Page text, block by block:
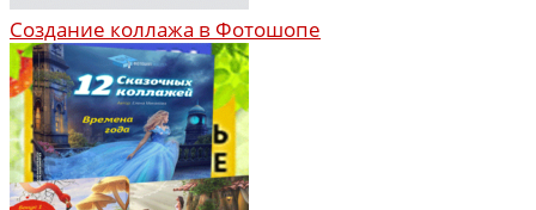
Создание коллажа в Фотошопе